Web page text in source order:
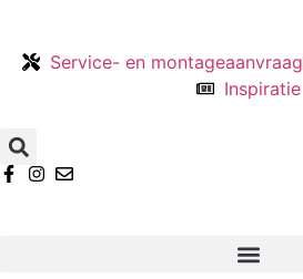
Service- en montageaanvraag
Inspiratie